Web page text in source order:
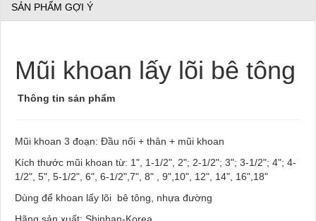
SẢN PHẨM GỢI Ý
Mũi khoan lấy lõi bê tông
Thông tin sản phẩm
Mũi khoan 3 đoạn: Đầu nối + thân + mũi khoan
Kích thước mũi khoan từ: 1", 1-1/2", 2"; 2-1/2"; 3"; 3-1/2"; 4"; 4-
1/2", 5", 5-1/2", 6", 6-1/2",7", 8" , 9",10", 12", 14", 16",18"
Dùng để khoan lấy lõi bê tông, nhựa đường
Hãng sản xuất: Shinhan-Korea